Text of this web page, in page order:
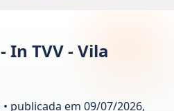
In TVV - Vila
publicada em 09/07/2026,